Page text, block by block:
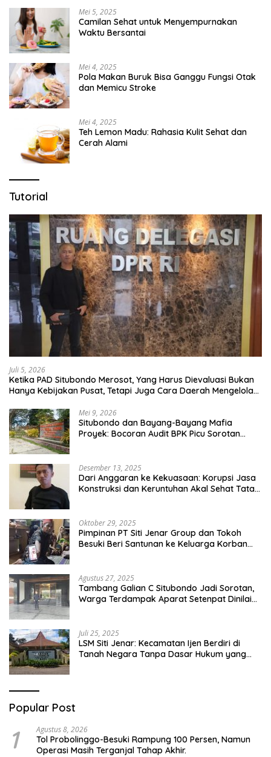
Mei 5, 2025
Camilan Sehat untuk Menyempurnakan
Waktu Bersantai
Mei 4, 2025
Pola Makan Buruk Bisa Ganggu Fungsi Otak
dan Memicu Stroke
Mei 4, 2025
Teh Lemon Madu: Rahasia Kulit Sehat dan
Cerah Alami
Tutorial
Juli 5, 2026
Ketika PAD Situbondo Merosot, Yang Harus Dievaluasi Bukan
Hanya Kebijakan Pusat, Tetapi Juga Cara Daerah Mengelola
Mei 9, 2026
Situbondo dan Bayang-Bayang Mafia
Proyek: Bocoran Audit BPK Picu Sorotan
Desember 13, 2025
Dari Anggaran ke Kekuasaan: Korupsi Jasa
Konstruksi dan Keruntuhan Akal Sehat Tata
Oktober 29, 2025
Pimpinan PT Siti Jenar Group dan Tokoh
Besuki Beri Santunan ke Keluarga Korban
Agustus 27, 2025
Tambang Galian C Situbondo Jadi Sorotan,
Warga Terdampak Aparat Setenpat Dinilai
Juli 25, 2025
LSM Siti Jenar: Kecamatan Ijen Berdiri di
Tanah Negara Tanpa Dasar Hukum yang
Popular Post
1 Agustus 8, 2026
Tol Probolinggo-Besuki Rampung 100 Persen, Namun
Operasi Masih Terganjal Tahap Akhir.